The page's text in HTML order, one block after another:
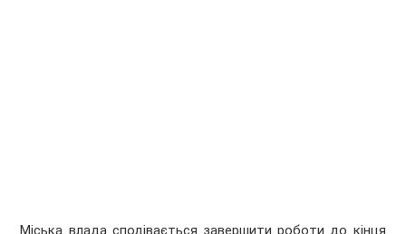
Міська влада сподівається завершити роботи до кінця